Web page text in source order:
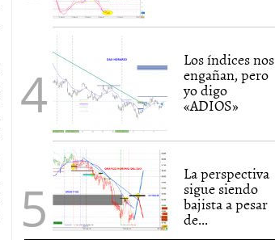
Los índices nos
engañan, pero
yo digo
«ADIOS»
La perspectiva
sigue siendo
bajista a pesar
de...